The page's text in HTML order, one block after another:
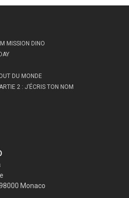
MISSION DINO
DU MONDE
2 : J’ÉCRIS TON NOM
Monaco